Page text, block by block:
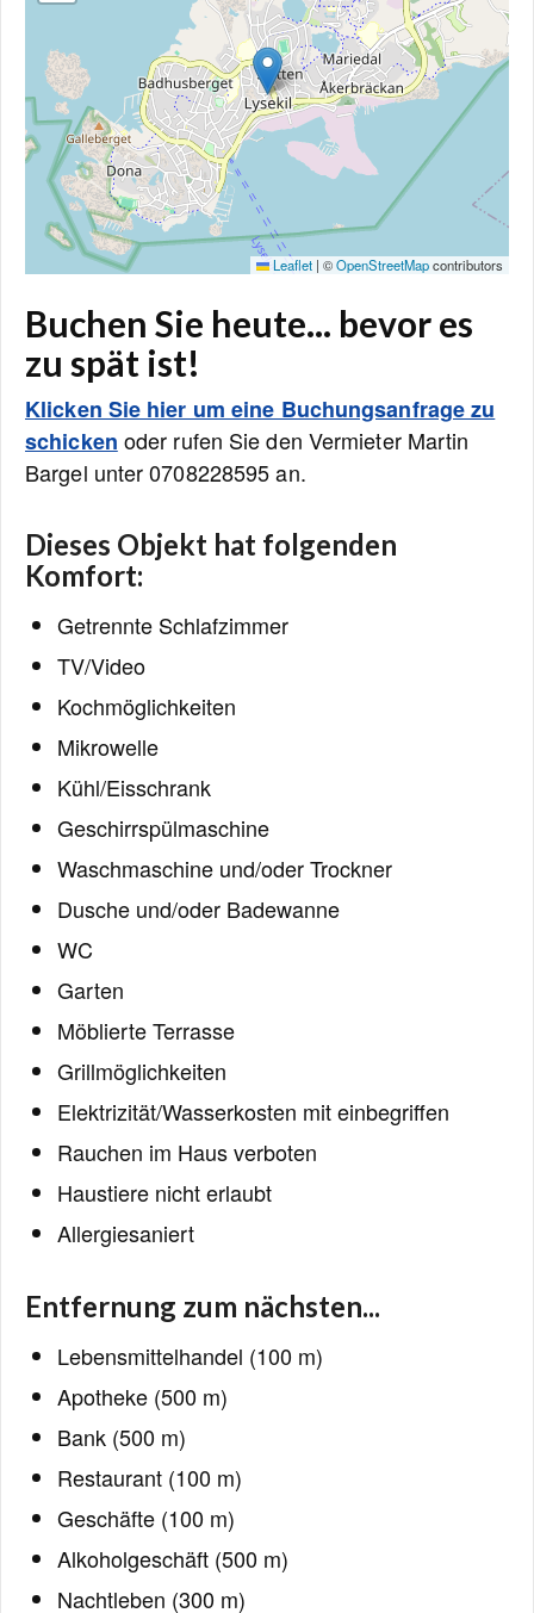
Leaflet | ©OpenStreetMapcontributors
Buchen Sie heute... bevor es
zu spät ist!
Klicken Sie hier um eine Buchungsanfrage zu
schicken oder rufen Sie den Vermieter Martin
Bargel unter 0708228595 an.
Dieses Objekt hat folgenden
Komfort:
Getrennte Schlafzimmer
TV/Video
Kochmöglichkeiten
Mikrowelle
Kühl/Eisschrank
Geschirrspülmaschine
Waschmaschine und/oder Trockner
Dusche und/oder Badewanne
WC
Garten
Möblierte Terrasse
Grillmöglichkeiten
Elektrizität/Wasserkosten mit einbegriffen
Rauchen im Haus verboten
Haustiere nicht erlaubt
Allergiesaniert
Entfernung zum nächsten...
Lebensmittelhandel (100 m)
Apotheke (500 m)
Bank (500 m)
Restaurant (100 m)
Geschäfte (100 m)
Alkoholgeschäft (500 m)
Nachtleben (300 m)